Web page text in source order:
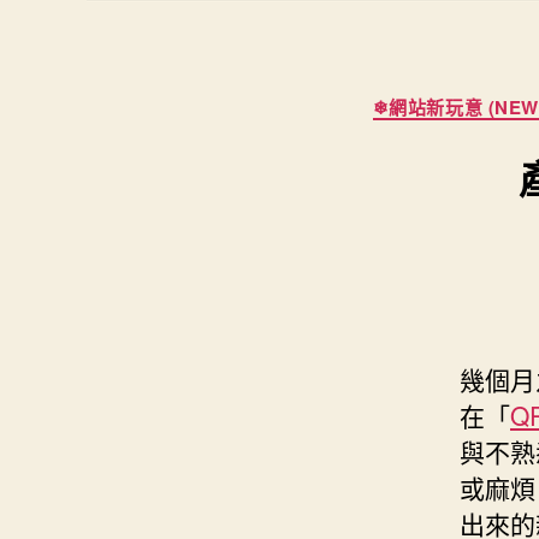
❄網站新玩意
幾個
在「
與不
或麻
出來